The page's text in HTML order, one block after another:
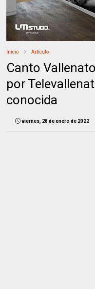
Inicio Artículo
Canto
por
conocida
viernes, 28 de enero de 2022